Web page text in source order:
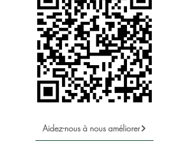
Aidez-nous à nous améliorer